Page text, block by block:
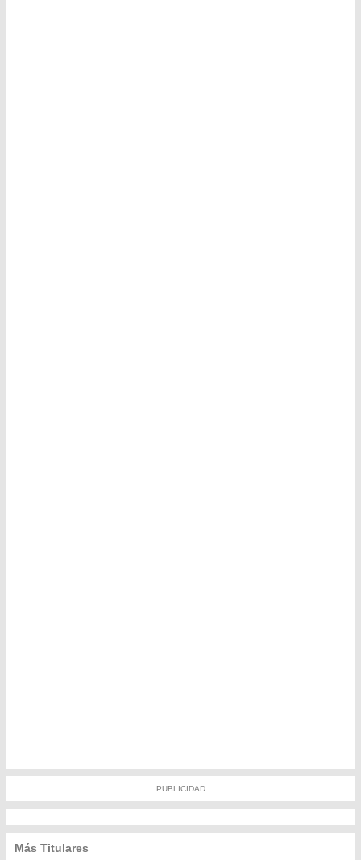
PUBLICIDAD
Más Titulares